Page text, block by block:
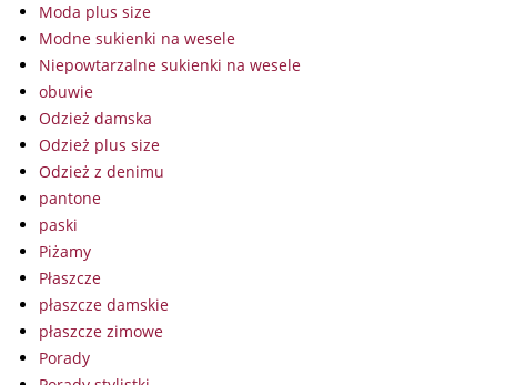
Moda plus size
Modne sukienki na wesele
Niepowtarzalne sukienki na wesele
obuwie
Odzież damska
Odzież plus size
Odzież z denimu
pantone
paski
Piżamy
Płaszcze
płaszcze damskie
płaszcze zimowe
Porady